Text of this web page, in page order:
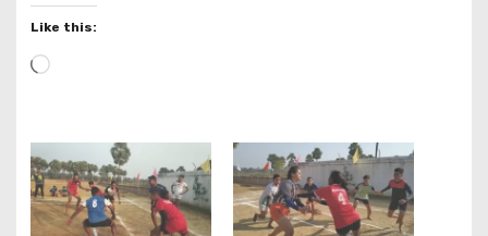
Like this:
L
d
i
n